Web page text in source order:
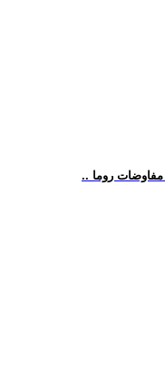
مفاوضات روما